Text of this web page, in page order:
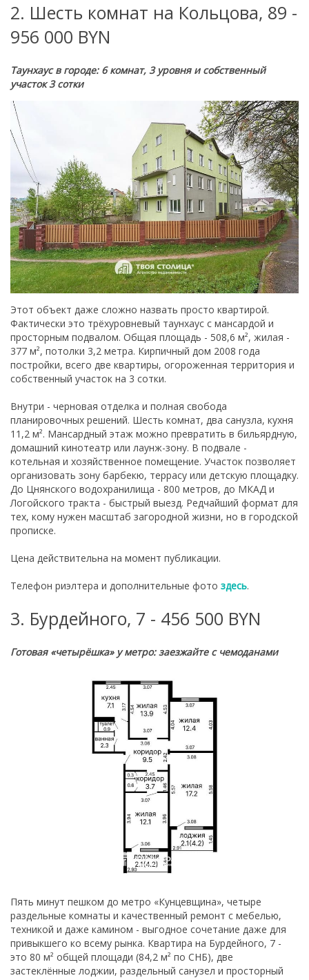
2. Шесть комнат на Кольцова, 89 -
956 000 BYN
Таунхаус в городе: 6 комнат, 3 уровня и собственный
участок 3 сотки
Этот объект даже сложно назвать просто квартирой.
Фактически это трёхуровневый таунхаус с мансардой и
просторным подвалом. Общая площадь - 508,6 м², жилая -
377 м², потолки 3,2 метра. Кирпичный дом 2008 года
постройки, всего две квартиры, огороженная территория и
собственный участок на 3 сотки.
Внутри - черновая отделка и полная свобода
планировочных решений. Шесть комнат, два санузла, кухня
11,2 м². Мансардный этаж можно превратить в бильярдную,
домашний кинотеатр или лаунж-зону. В подвале -
котельная и хозяйственное помещение. Участок позволяет
организовать зону барбекю, террасу или детскую площадку.
До Цнянского водохранилища - 800 метров, до МКАД и
Логойского тракта - быстрый выезд. Редчайший формат для
тех, кому нужен масштаб загородной жизни, но в городской
прописке.
Цена действительна на момент публикации.
Телефон риэлтера и дополнительные фото здесь.
3. Бурдейного, 7 - 456 500 BYN
Готовая «четырёшка» у метро: заезжайте с чемоданами
Пять минут пешком до метро «Кунцевщина», четыре
раздельные комнаты и качественный ремонт с мебелью,
техникой и даже камином - выгодное сочетание даже для
привыкшего ко всему рынка. Квартира на Бурдейного, 7 -
это 80 м² общей площади (84,2 м² по СНБ), две
застеклённые лоджии, раздельный санузел и просторный